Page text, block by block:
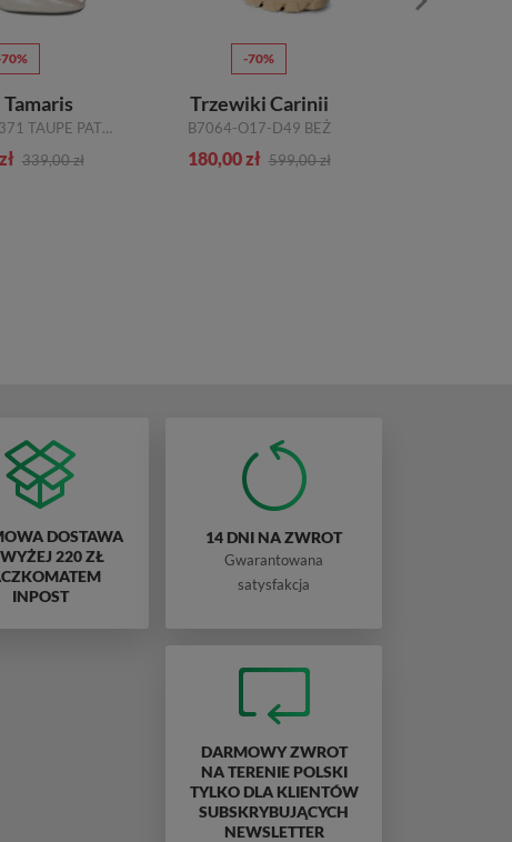
1-25399-29 371 TAUPE PATENT
339,00 zł
-70%
Trzewiki Carinii
B7064-O17-D49 BEŻ
180,00 zł 599,00 zł
DOSTAWA
220 ZŁ
INPOST
14 DNI NA ZWROT
Gwarantowana
satysfakcja
DARMOWY ZWROT
NA TERENIE POLSKI
TYLKO DLA KLIENTÓW
SUBSKRYBUJĄCYCH
NEWSLETTER